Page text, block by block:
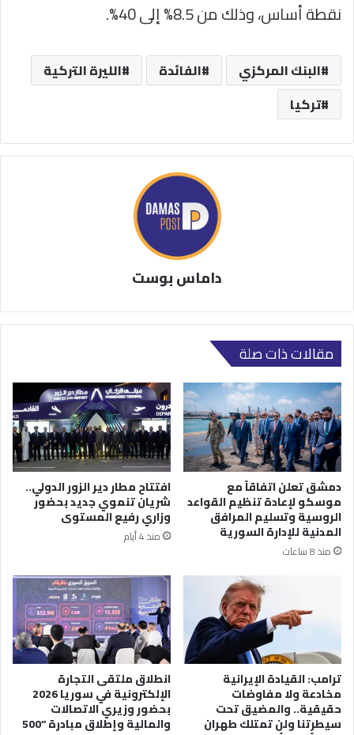
نقطة أساس، وذلك من 8.5% إلى 40%.
البنك المركزي الفائدة
الليرة التركية
تركيا
داماس بوست
مقالات ذات صلة
دمشق تعلن اتفاقاً مع
موسكو لإعادة تنظيم القواعد
الروسية وتسليم المرافق
المدنية للإدارة السورية
منذ 8 ساعات
افتتاح مطار دير الزور الدولي..
شريان تنموي جديد بحضور
وزاري رفيع المستوى
منذ 4 أيام
ترامب: القيادة الإيرانية
مخادعة ولا مفاوضات
حقيقية.. والمضيق تحت
سيطرتنا ولن تمتلك طهران
انطلاق ملتقى التجارة
الإلكترونية في سوريا 2026
بحضور وزيري الاتصالات
والمالية وإطلاق مبادرة “500